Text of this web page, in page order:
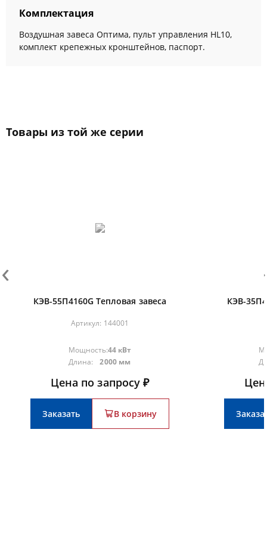
Комплектация
Воздушная завеса Оптима, пульт управления HL10,
комплект крепежных кронштейнов, паспорт.
Товары из той же серии
‹ ›
КЭВ-55П4160G Тепловая завеса
Артикул: 144001
Мощность:44 кВт
Длина:
2000 мм
Цена по запросу ₽
Заказать В корзину
КЭВ-